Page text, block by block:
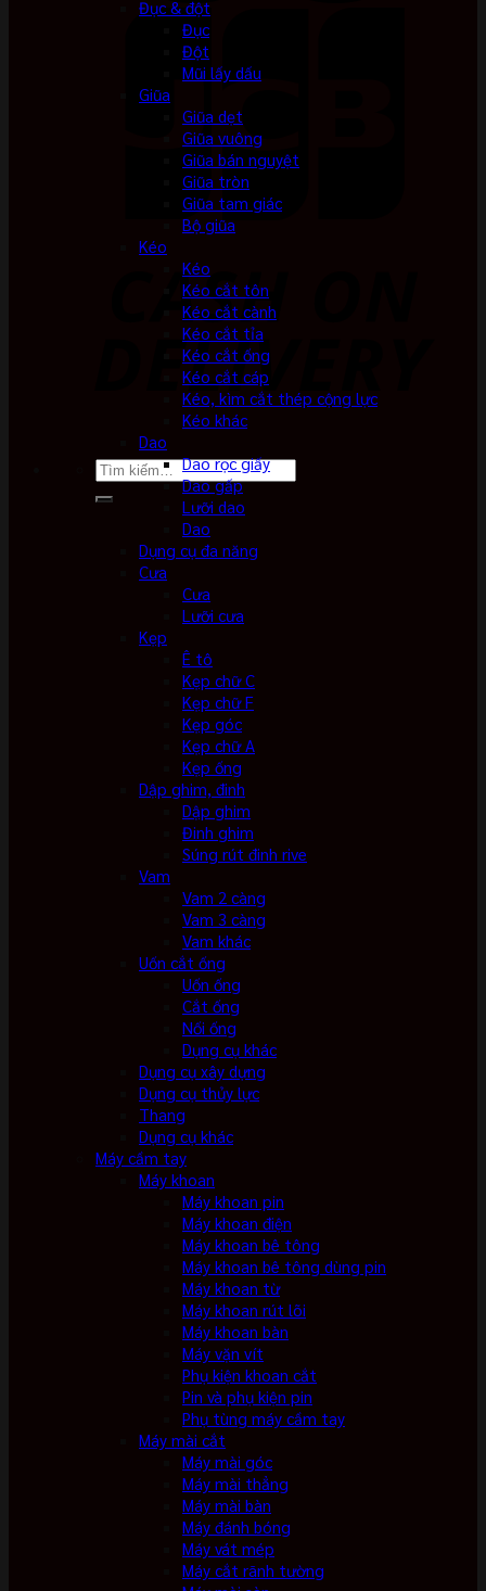
Tìm
Đục & đột
Đục
Đột
Mũi lấy dấu
Giũa
Giũa dẹt
Giũa vuông
Giũa bán nguyệt
Giũa tròn
Giũa tam giác
Bộ giũa
Kéo
Kéo
Kéo cắt tôn
Kéo cắt cành
Kéo cắt tỉa
Kéo cắt ống
Kéo cắt cáp
Kéo, kìm cắt thép cộng lực
Kéo khác
Dao
Dao rọc giấy
Dao gấp
Lưỡi dao
Dao
Dụng cụ đa năng
Cưa
Cưa
Lưỡi cưa
Kẹp
Ê tô
Kẹp chữ C
Kẹp chữ F
Kẹp góc
Kẹp chữ A
Kẹp ống
Dập ghim, đinh
Dập ghim
Đinh ghim
Súng rút đinh rive
Vam
Vam 2 càng
Vam 3 càng
Vam khác
Uốn cắt ống
Uốn ống
Cắt ống
Nối ống
Dụng cụ khác
Dụng cụ xây dựng
Dụng cụ thủy lực
Thang
Dụng cụ khác
Máy cầm tay
Máy khoan
Máy khoan pin
Máy khoan điện
Máy khoan bê tông
Máy khoan bê tông dùng pin
Máy khoan từ
Máy khoan rút lõi
Máy khoan bàn
Máy vặn vít
Phụ kiện khoan cắt
Pin và phụ kiện pin
Phụ tùng máy cầm tay
Máy mài cắt
Máy mài góc
Máy mài thẳng
Máy mài bàn
Máy đánh bóng
Máy vát mép
Máy cắt rãnh tường